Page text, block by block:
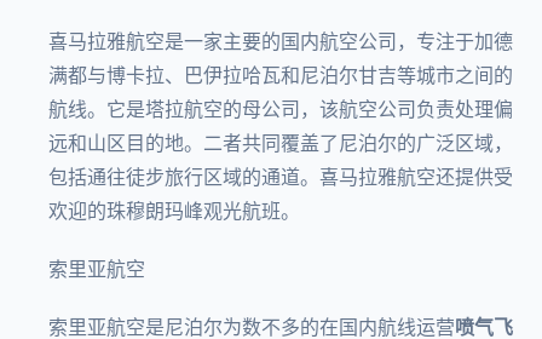
喜马拉雅航空是一家主要的国内航空公司，专注于加德
满都与博卡拉、巴伊拉哈瓦和尼泊尔甘吉等城市之间的
航线。它是塔拉航空的母公司，该航空公司负责处理偏
远和山区目的地。二者共同覆盖了尼泊尔的广泛区域，
包括通往徒步旅行区域的通道。喜马拉雅航空还提供受
欢迎的珠穆朗玛峰观光航班。
索里亚航空
索里亚航空是尼泊尔为数不多的在国内航线运营喷气飞